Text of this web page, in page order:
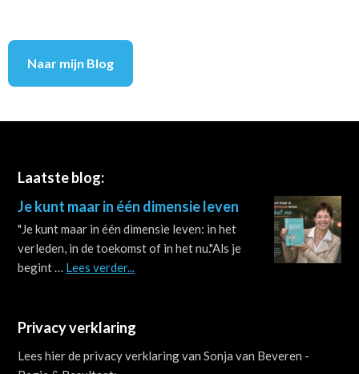
Naar mijn Blog
Footer
Laatste blog:
Je kunt maar in één dimensie leven
"Je kunt maar in één dimensie leven: in het
verleden, in de toekomst of in het nu."Als je
begint … Lees verder...
maar
één
Privacy verklaring
Lees hier de privacy verklaring van Sonja van Beveren -